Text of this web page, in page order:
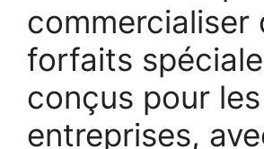
commercialiser
forfaits
conçus pour les
entreprises,